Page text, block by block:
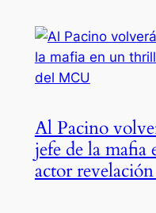
Al Pacino
jefe de la
actor